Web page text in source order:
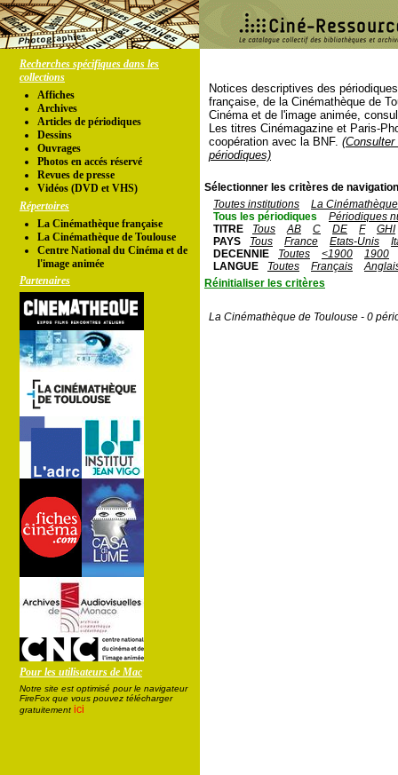
Recherches spécifiques dans les
collections
Affiches
Archives
Articles de périodiques
Dessins
Ouvrages
Photos en accés réservé
Revues de presse
Vidéos (DVD et VHS)
Répertoires
La Cinémathèque française
La Cinémathèque de Toulouse
Centre National du Cinéma et de
l'image animée
Partenaires
Pour les utilisateurs de Mac
Notre site est optimisé pour le navigateur
FireFox que vous pouvez télécharger
gratuitement ici
Notices descriptives des
française, de la Cinémathèque de
Cinéma et de l'image animée,
Les titres Cinémagazine et Paris-
coopération avec la BNF.
périodiques)
Sélectionner les critères de
Toutes institutions
La
Tous les périodiques
Périodiques
TITRE
Tous AB C DE F
GHI
PAYS
Tous France Etats-Unis
DECENNIE
Toutes <1900
1900
LANGUE
Toutes Français
Réinitialiser les critères
La Cinémathèque de Toulouse - 0